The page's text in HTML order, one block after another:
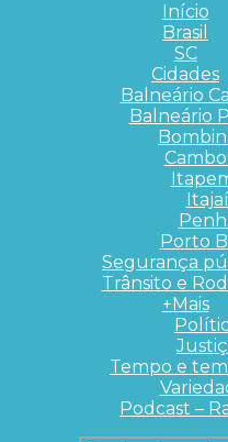
Início
Brasil
SC
Cidades
Balneário
Balneário
Itajaí
Porto
Segurança
Trânsito e
+Mais
Tempo e
Podcast –